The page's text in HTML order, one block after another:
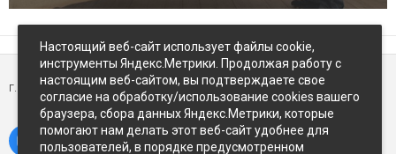
г. Петропавловск-Камчатский,ул Восточное-шоссе, д.5
Настоящий веб-сайт использует файлы cookie,
инструменты Яндекс.Метрики. Продолжая работу с
настоящим веб-сайтом, вы подтверждаете свое
согласие на обработку/использование cookies вашего
браузера, сбора данных Яндекс.Метрики, которые
помогают нам делать этот веб-сайт удобнее для
пользователей, в порядке предусмотренном